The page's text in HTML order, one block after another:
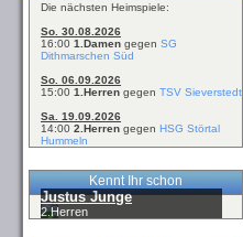
Die nächsten Heimspiele:
So. 30.08.2026
16:00 1.Damen gegen SG
Dithmarschen Süd
So. 06.09.2026
15:00 1.Herren gegen TSV Sieverstedt
Sa. 19.09.2026
14:00 2.Herren gegen HSG Störtal
Hummeln
Kennt Ihr schon
Justus Junge
2.Herren